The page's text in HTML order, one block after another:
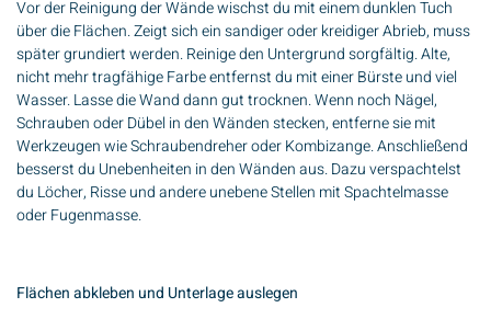
Vor der Reinigung der Wände wischst du mit einem dunklen Tuch
über die Flächen. Zeigt sich ein sandiger oder kreidiger Abrieb, muss
später grundiert werden. Reinige den Untergrund sorgfältig. Alte,
nicht mehr tragfähige Farbe entfernst du mit einer Bürste und viel
Wasser. Lasse die Wand dann gut trocknen. Wenn noch Nägel,
Schrauben oder Dübel in den Wänden stecken, entferne sie mit
Werkzeugen wie Schraubendreher oder Kombizange. Anschließend
besserst du Unebenheiten in den Wänden aus. Dazu verspachtelst
du Löcher, Risse und andere unebene Stellen mit Spachtelmasse
oder Fugenmasse.
Flächen abkleben und Unterlage auslegen